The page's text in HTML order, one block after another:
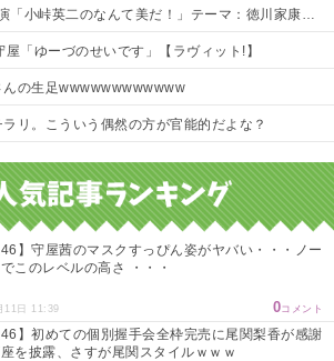
のなんて美だ！」テーマ：徳川家康【2025.8.5 24:00〜 TOKYO MX】
屋「ゆーづのせいです」【ラヴィット!】
んの生足wwwwwwwwwwww
リ。こういう偶然の方が官能的だよな？
46】守屋茜のマスクすっぴん姿がヤバい・・・ノー
このレベルの高さ ・・・
11日 11:39 0コメント
46】初めての個別握手会全枠完売に尾関梨香が感謝
を披露、さすが尾関スタイルｗｗｗ